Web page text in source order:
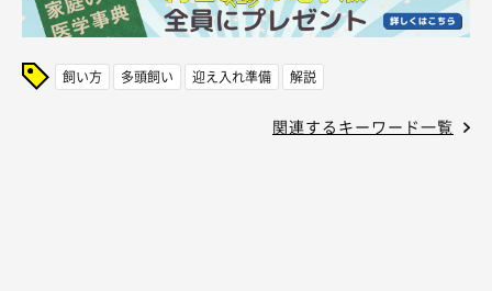
飼い方 多頭飼い 迎え入れ準備 解説
関連するキーワード一覧